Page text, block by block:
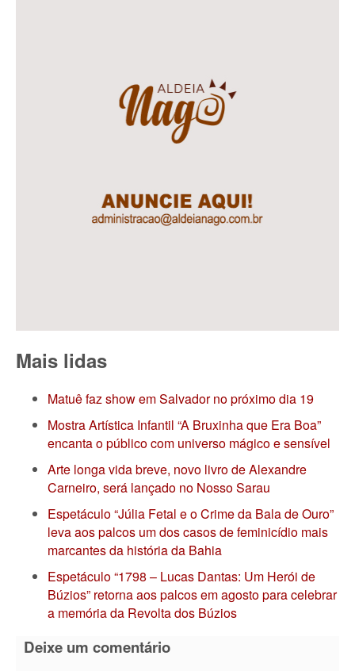
Mais lidas
Matuê faz show em Salvador no próximo dia 19
Mostra Artística Infantil “A Bruxinha que Era Boa”
encanta o público com universo mágico e sensível
Arte longa vida breve, novo livro de Alexandre
Carneiro, será lançado no Nosso Sarau
Espetáculo “Júlia Fetal e o Crime da Bala de Ouro”
leva aos palcos um dos casos de feminicídio mais
marcantes da história da Bahia
Espetáculo “1798 – Lucas Dantas: Um Herói de
Búzios” retorna aos palcos em agosto para celebrar
a memória da Revolta dos Búzios
Deixe um comentário